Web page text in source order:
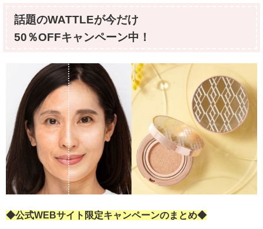
話題のWATTLEが今だけ
50％OFFキャンペーン中！
◆公式WEBサイト限定キャンペーンのまとめ◆